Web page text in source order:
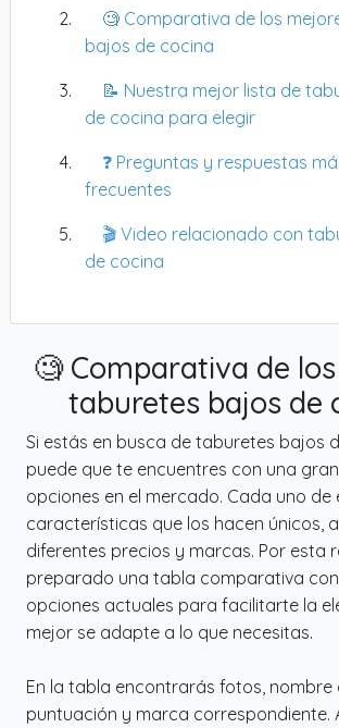
🧐 Comparativa de los
bajos de cocina
📝 Nuestra mejor lista de
de cocina para elegir
❓ Preguntas y respuestas
frecuentes
🎬 Video relacionado con
de cocina
🧐 Comparativa de
taburetes bajos de
Si estás en busca de taburetes bajos
puede que te encuentres con una
opciones en el mercado. Cada uno de
características que los hacen únicos,
diferentes precios y marcas. Por esta
preparado una tabla comparativa
opciones actuales para facilitarte la
mejor se adapte a lo que necesitas.
En la tabla encontrarás fotos, nombre
puntuación y marca correspondiente.